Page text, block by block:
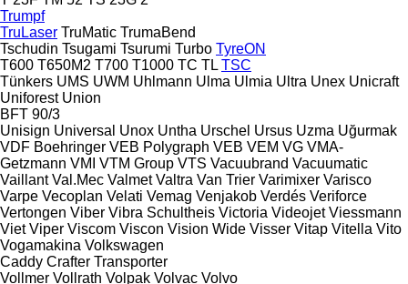
Trumpf
TruLaser TruMatic TrumaBend
Tschudin Tsugami Tsurumi Turbo TyreON
T600 T650M2 T700 T1000 TC TL TSC
Tünkers UMS UWM Uhlmann Ulma Ulmia Ultra Unex Unicraft
Uniforest Union
BFT 90/3
Unisign Universal Unox Untha Urschel Ursus Uzma Uğurmak
VDF Boehringer VEB Polygraph VEB VEM VG VMA-
Getzmann VMI VTM Group VTS Vacuubrand Vacuumatic
Vaillant Val.Mec Valmet Valtra Van Trier Varimixer Varisco
Varpe Vecoplan Velati Vemag Venjakob Verdés Veriforce
Vertongen Viber Vibra Schultheis Victoria Videojet Viessmann
Viet Viper Viscom Viscon Vision Wide Visser Vitap Vitella Vito
Vogamakina Volkswagen
Caddy Crafter Transporter
Vollmer Vollrath Volpak Volvac Volvo